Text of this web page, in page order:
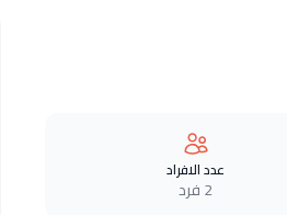
عدد الافراد
2 فرد